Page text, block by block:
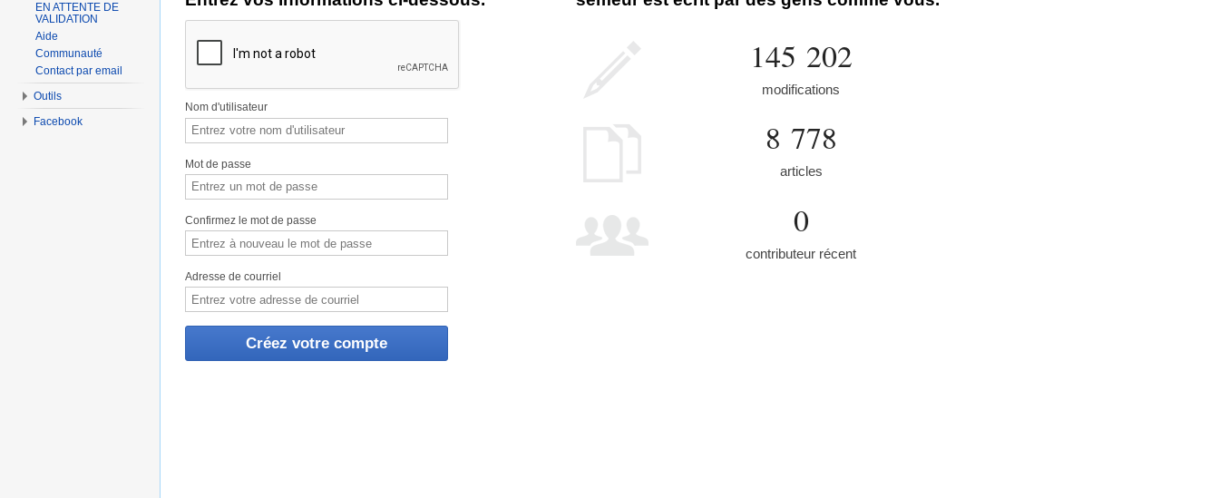
Nom d'utilisateur
Mot de passe
Confirmez le mot de passe
Adresse de courriel
145 202
modifications
8 778
articles
0
contributeur récent
EN ATTENTE DE
VALIDATION
Aide
Communauté
Contact par email
Outils
Facebook